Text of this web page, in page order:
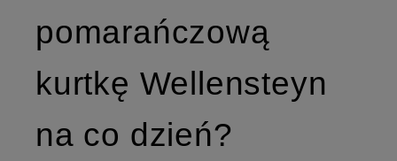
pomarańczową
kurtkę Wellensteyn
na co dzień?